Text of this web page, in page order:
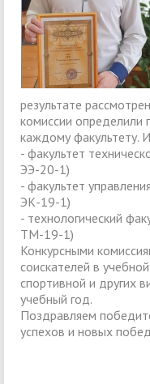
результате
комиссии определили
каждому факультету.
- факультет
ЭЭ-20-1)
- факультет
ЭК-19-1)
- технологический
ТМ-19-1)
Конкурсными
соискателей в
спортивной и других
учебный год.
Поздравляем
успехов и новых